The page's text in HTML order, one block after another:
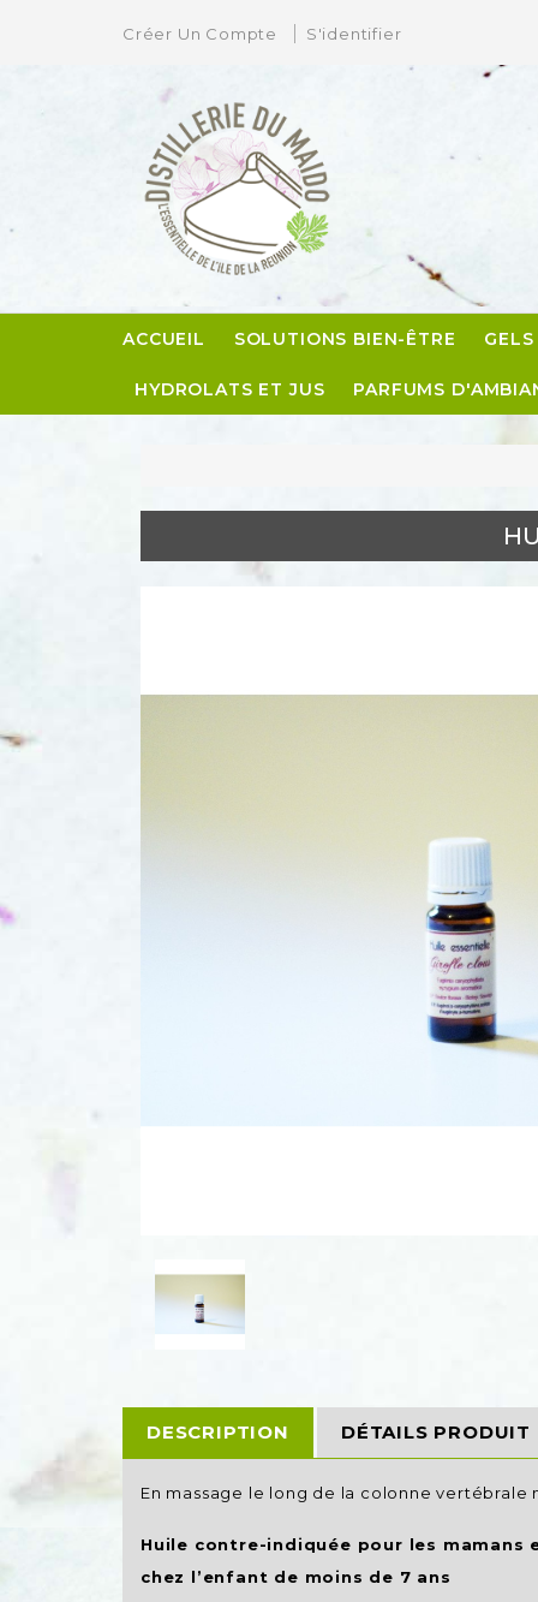
Créer Un Compte S'identifier
ACCUEIL SOLUTIONS BIEN-ÊTRE
HYDROLATS ET JUS PARFUMS
DESCRIPTION DÉTAILS PRODUIT
En massage le long de la colonne
Huile contre-indiquée pour les
chez l’enfant de moins de 7 ans